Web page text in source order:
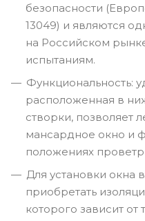
безопасности
13049) и являются
на Российском
испытаниям.
Функциональность:
расположенная в
створки, позволяет
мансардное окно и
положениях
Для установки окна
приобретать
которого зависит